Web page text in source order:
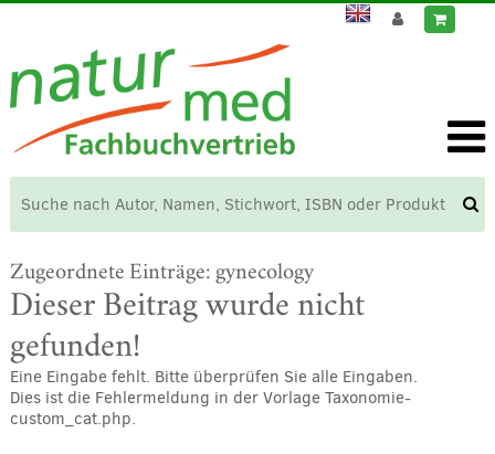
Zugeordnete Einträge: gynecology
Dieser Beitrag wurde nicht
gefunden!
Eine Eingabe fehlt. Bitte überprüfen Sie alle Eingaben.
Dies ist die Fehlermeldung in der Vorlage Taxonomie-
custom_cat.php.